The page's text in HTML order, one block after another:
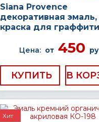
Siana Provence
декоративная эмаль,
краска для граффити
Цена: от450
КУПИТЬ
Хит